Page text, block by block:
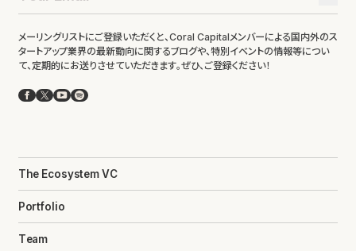
メーリングリストにご登録いただくと、Coral Capitalメンバーによる国内外のス
タートアップ業界の最新動向に関するブログや、特別イベントの情報等につい
て、定期的にお送りさせていただきます。ぜひ、ご登録ください！
Facebook
X YouTube
Spotify
The Ecosystem VC
Portfolio
Team